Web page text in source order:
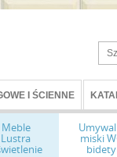
I ŚCIENNE
Meble
Lustra miski
bidety